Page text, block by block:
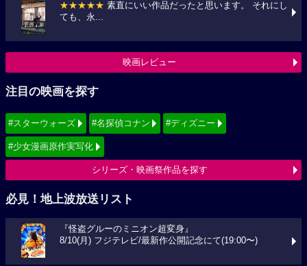
★★★★★ 素直にいい作品だったと思います。 それにし
ても、永...
映画レビュー
注目の映画を探す
#スターウォーズ #名探偵コナン #ディズニー
#少女漫画原作実写化
シリーズ・映画祭作品を探す
必見！地上波放送リスト
『怪盗グルーのミニオン超変身』
8/10(月) フジテレビ/最新作公開記念にて(19:00〜)